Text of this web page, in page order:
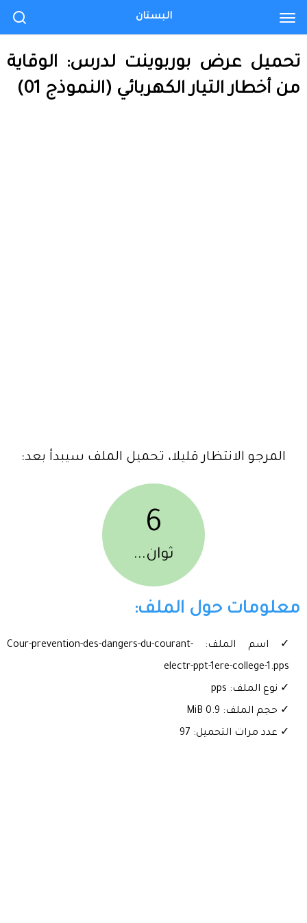
تحميل عرض بوربوينت لدرس: الوقاية
من أخطار التيار الكهربائي (النموذج 01)
المرجو الانتظار قليلا، تحميل الملف سيبدأ بعد:
6
ثوان...
معلومات حول الملف:
✓ اسم الملف: Cour-prevention-des-dangers-du-courant-
electr-ppt-1ere-college-1.pps
✓ نوع الملف: pps
✓ حجم الملف: 0.9 MiB
✓ عدد مرات التحميل: 97
البستان